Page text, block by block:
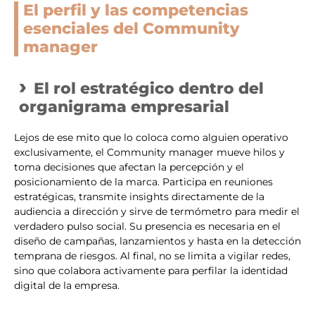
El perfil y las competencias
esenciales del Community
manager
El rol estratégico dentro del
organigrama empresarial
Lejos de ese mito que lo coloca como alguien operativo
exclusivamente, el Community manager mueve hilos y
toma decisiones que afectan la percepción y el
posicionamiento de la marca. Participa en reuniones
estratégicas, transmite insights directamente de la
audiencia a dirección y sirve de termómetro para medir el
verdadero pulso social. Su presencia es necesaria en el
diseño de campañas, lanzamientos y hasta en la detección
temprana de riesgos. Al final, no se limita a vigilar redes,
sino que colabora activamente para perfilar la identidad
digital de la empresa.